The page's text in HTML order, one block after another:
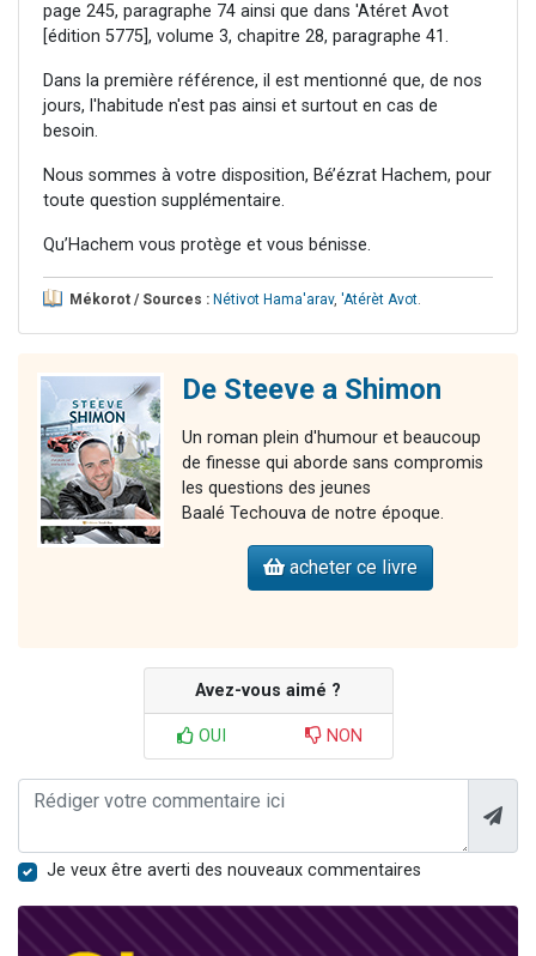
page 245, paragraphe 74 ainsi que dans 'Atéret Avot
[édition 5775], volume 3, chapitre 28, paragraphe 41.
Dans la première référence, il est mentionné que, de nos
jours, l'habitude n'est pas ainsi et surtout en cas de
besoin.
Nous sommes à votre disposition, Bé’ézrat Hachem, pour
toute question supplémentaire.
Qu’Hachem vous protège et vous bénisse.
Mékorot / Sources : Nétivot Hama'arav, 'Atérèt Avot.
De Steeve a Shimon
Un roman plein d'humour et beaucoup
de finesse qui aborde sans compromis
les questions des jeunes
Baalé Techouva de notre époque.
acheter ce livre
Avez-vous aimé ?
OUI NON
Je veux être averti des nouveaux commentaires